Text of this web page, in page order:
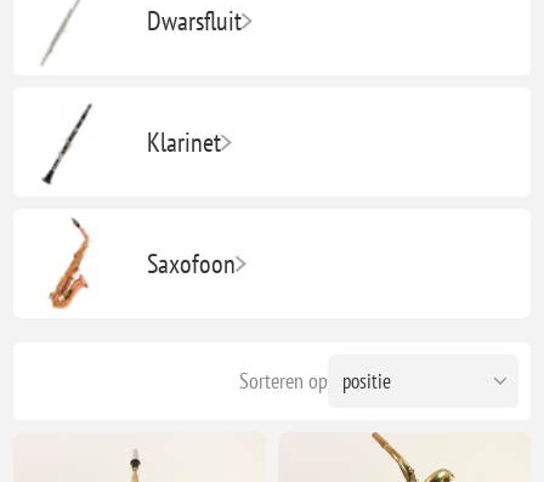
Dwarsfluit
Klarinet
Saxofoon
Sorteren op